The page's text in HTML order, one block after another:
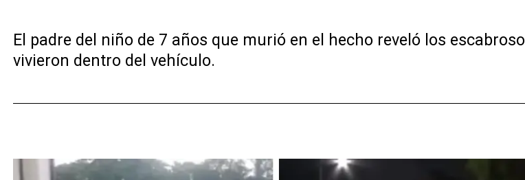
El padre del niño de 7 años que murió en el hecho reveló los
vivieron dentro del vehículo.